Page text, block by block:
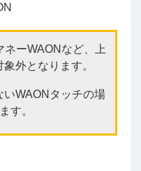
ーWAONなど、上
外となります。
いWAONタッチの場
す。